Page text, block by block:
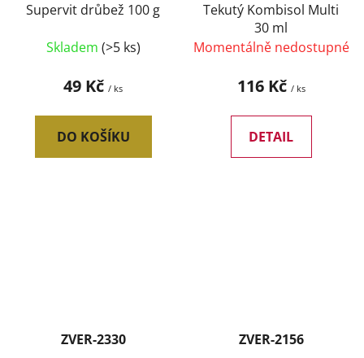
Supervit drůbež 100 g
Skladem (>5 ks)
49 Kč / ks
DO KOŠÍKU
Tekutý Kombisol Multi
30 ml
Momentálně nedostupné
116 Kč / ks
DETAIL
ZVER-2330
ZVER-2156